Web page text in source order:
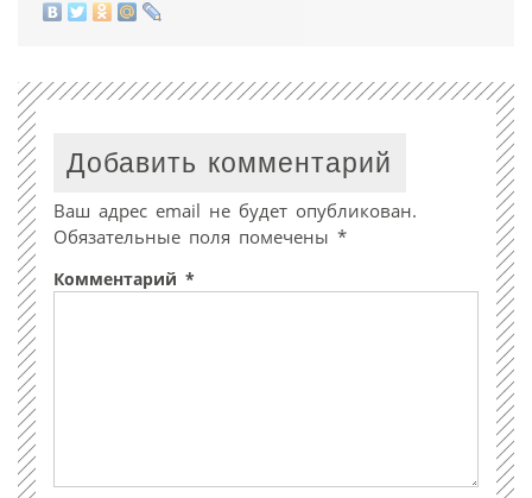
Добавить комментарий
Ваш адрес email не будет опубликован.
Обязательные поля помечены *
Комментарий *